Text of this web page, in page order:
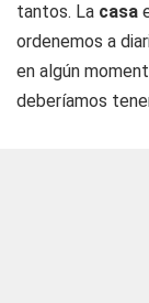
tantos. La casa
ordenemos a
en algún
deberíamos